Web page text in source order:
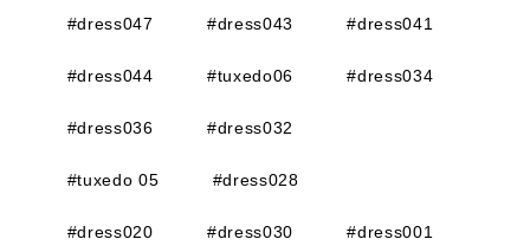
#dress047 #dress043 #dress041
#dress044 #tuxedo06 #dress034
#dress036 #dress032
#tuxedo 05 #dress028
#dress020 #dress030 #dress001